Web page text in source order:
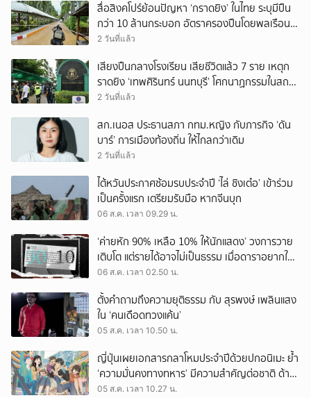
สื่อสิงคโปร์ย้อนปัญหา ‘กราดยิง’ ในไทย ระบุมีปืน
กว่า 10 ล้านกระบอก อัตราครองปืนโดยพลเรือน
สูงที่สุดในภูมิภาค
2 วันที่แล้ว
เสียงปืนกลางโรงเรียน เสียชีวิตแล้ว 7 ราย เหตุก
ราดยิง ‘เทพศิรินทร์ นนทบุรี’ โศกนาฏกรรมในสถาน
ศึกษา ครั้งที่ 2 ในรอบปี
2 วันที่แล้ว
สก.เนอส ประธานสภา กทม.หญิง กับภารกิจ ‘ดัน
บาร์’ การเมืองท้องถิ่น ให้ไกลกว่าเดิม
2 วันที่แล้ว
ไต้หวันประกาศซ้อมรบประจำปี ‘ไล่ ชิงเต๋อ’ เข้าร่วม
เป็นครั้งแรก เตรียมรับมือ หากจีนบุก
06 ส.ค. เวลา 09.29 น.
‘ค่ายหัก 90% เหลือ 10% ให้นักแสดง’ วงการวาย
เติบโต แต่รายได้อาจไม่เป็นธรรม เมื่อดาราอยากให้มี
‘สัญญามาตรฐาน’
06 ส.ค. เวลา 02.50 น.
ตั้งคำถามถึงความยุติธรรม กับ สุรพงษ์ เพลินแสง
ใน ‘คนเดือดทวงแค้น’
05 ส.ค. เวลา 10.50 น.
ญี่ปุ่นเผยเอกสารกลาโหมประจำปีด้วยปกอนิเมะ ย้ำ
‘ความมั่นคงทางทหาร’ มีความสำคัญต่อชาติ ด้าน
จีนเตือน ขออย่าซ้ำรอยประวัติศาสตร์
05 ส.ค. เวลา 10.27 น.